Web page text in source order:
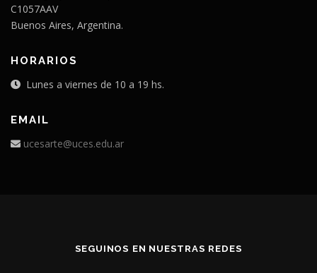
C1057AAV
Buenos Aires, Argentina.
HORARIOS
Lunes a viernes de 10 a 19 hs.
EMAIL
ucesarte@uces.edu.ar
SEGUINOS EN NUESTRAS REDES